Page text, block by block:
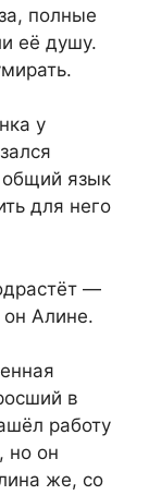
полные
её душу.
у
язык
для него
—
Алине.
в
работу
но он
же, со